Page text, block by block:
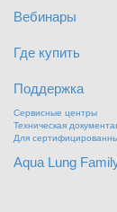
Вебинары
Где купить
Поддержка
Сервисные центры
Техническая
Для
Aqua Lung